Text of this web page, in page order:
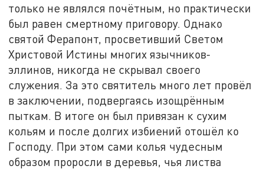
только не являлся почётным, но практически
был равен смертному приговору. Однако
святой Ферапонт, просветивший Светом
Христовой Истины многих язычников-
эллинов, никогда не скрывал своего
служения. За это святитель много лет провёл
в заключении, подвергаясь изощрённым
пыткам. В итоге он был привязан к сухим
кольям и после долгих избиений отошёл ко
Господу. При этом сами колья чудесным
образом проросли в деревья, чья листва